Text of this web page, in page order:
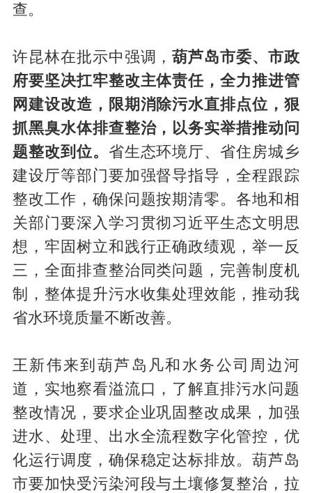
查。
许昆林在批示中强调，葫芦岛市委、市政
府要坚决扛牢整改主体责任，全力推进管
网建设改造，限期消除污水直排点位，狠
抓黑臭水体排查整治，以务实举措推动问
题整改到位。 省生态环境厅、省住房城乡
建设厅等部门要加强督导指导，全程跟踪
整改工作，确保问题按期清零。各地和相
关部门要深入学习贯彻习近平生态文明思
想，牢固树立和践行正确政绩观，举一反
三，全面排查整治同类问题，完善制度机
制，整体提升污水收集处理效能，推动我
省水环境质量不断改善。
王新伟来到葫芦岛凡和水务公司周边河
道，实地察看溢流口，了解直排污水问题
整改情况，要求企业巩固整改成果，加强
进水、处理、出水全流程数字化管控，优
化运行调度，确保稳定达标排放。葫芦岛
市要加快受污染河段与土壤修复整治，拉